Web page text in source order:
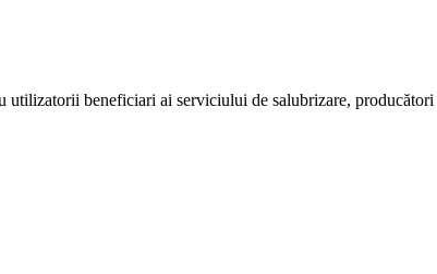
beneficiari ai serviciului de salubrizare, producători